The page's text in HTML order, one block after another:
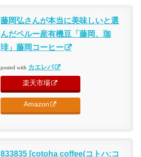
藤岡弘さんが本当に美味しいと選
んだペルー産有機豆「藤岡、珈
琲」藤岡コーヒー
posted with カエレバ
楽天市場
Amazon
833835 [cotoha coffee(コトハ:コ